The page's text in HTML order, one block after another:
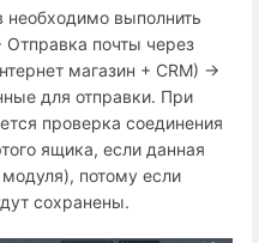
необходимо выполнить
почты через
магазин + СRM) →
для отправки. При
проверка соединения
ящика, если данная
потому если
сохранены.